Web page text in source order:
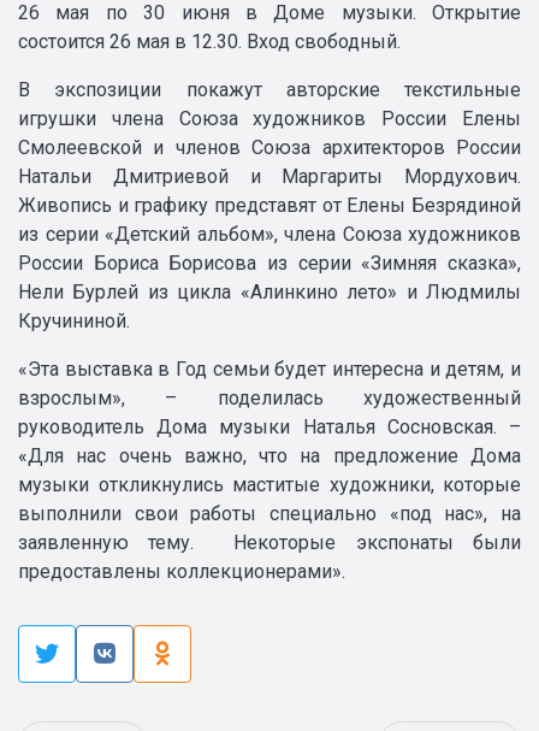
26 мая по 30 июня в Доме музыки. Открытие
состоится 26 мая в 12.30. Вход свободный.
В экспозиции покажут авторские текстильные
игрушки члена Союза художников России Елены
Смолеевской и членов Союза архитекторов России
Натальи Дмитриевой и Маргариты Мордухович.
Живопись и графику представят от Елены Безрядиной
из серии «Детский альбом», члена Союза художников
России Бориса Борисова из серии «Зимняя сказка»,
Нели Бурлей из цикла «Алинкино лето» и Людмилы
Кручининой.
«Эта выставка в Год семьи будет интересна и детям, и
взрослым», – поделилась художественный
руководитель Дома музыки Наталья Сосновская. –
«Для нас очень важно, что на предложение Дома
музыки откликнулись маститые художники, которые
выполнили свои работы специально «под нас», на
заявленную тему. Некоторые экспонаты были
предоставлены коллекционерами».